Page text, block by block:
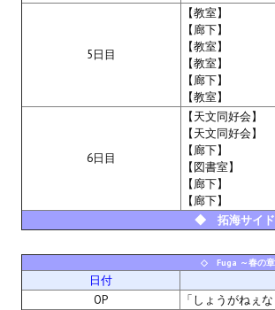
PS1 VN
5日目
【教室】
【廊下】
【教室】
【教室】
【廊下】
【教室】
6日目
【天文同好会】
【天文同好会】
【廊下】
【図書室】
【廊下】
【廊下】
◆ 拓海サイ
◇ Fuga ～春の
日付
OP
「しょうがねぇな